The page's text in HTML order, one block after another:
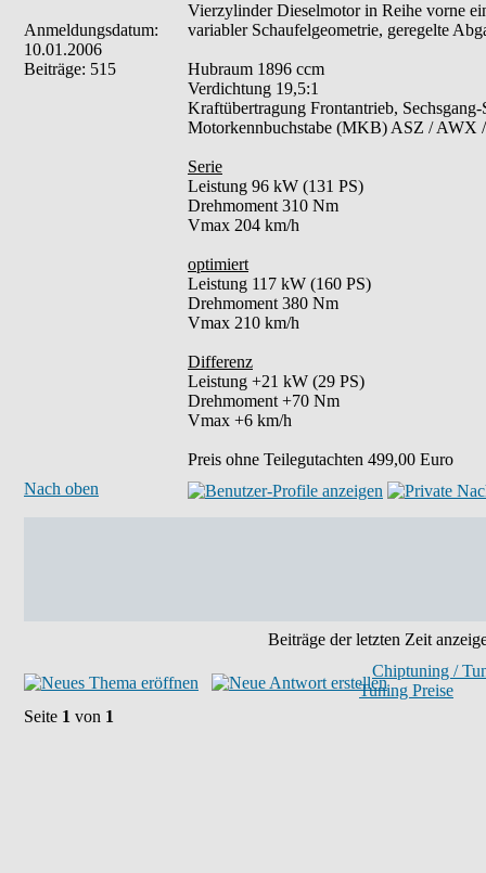
Anmeldungsdatum:
10.01.2006
Beiträge: 515
Vierzylinder Dieselmotor in Reihe vorne
variabler Schaufelgeometrie, geregelte
Hubraum 1896 ccm
Verdichtung 19,5:1
Kraftübertragung Frontantrieb, Sechsgang-
Motorkennbuchstabe (MKB) ASZ / AWX
Serie
Leistung 96 kW (131 PS)
Drehmoment 310 Nm
Vmax 204 km/h
optimiert
Leistung 117 kW (160 PS)
Drehmoment 380 Nm
Vmax 210 km/h
Differenz
Leistung +21 kW (29 PS)
Drehmoment +70 Nm
Vmax +6 km/h
Preis ohne Teilegutachten 499,00 Euro
Nach oben
Beiträge der letzten Zeit
Chiptuning /
Tuning Preise
Seite 1 von 1